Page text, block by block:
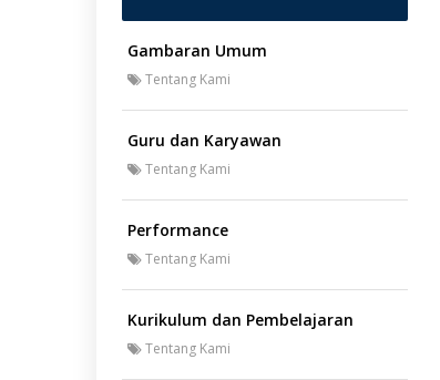
Gambaran Umum
Tentang Kami
Guru dan Karyawan
Tentang Kami
Performance
Tentang Kami
Kurikulum dan Pembelajaran
Tentang Kami